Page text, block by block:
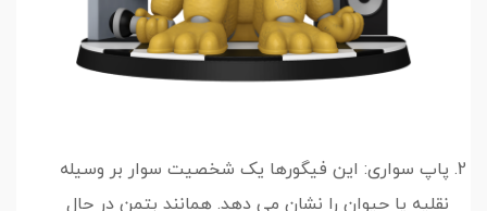
پاپ سواری: این فیگورها یک شخصیت سوار بر وسیله
نقلیه یا حیوان را نشان می دهد. همانند بتمن در حال